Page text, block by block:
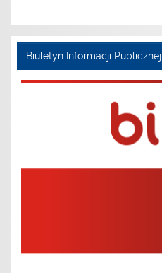
Biuletyn Informacji Publicznej